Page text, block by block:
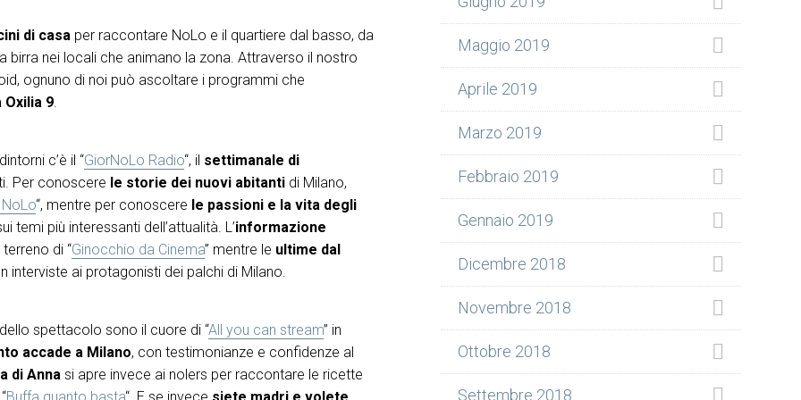
di casa per raccontare NoLo e il quartiere dal basso, da
nei locali che animano la zona. Attraverso il nostro
ognuno di noi può ascoltare i programmi che
9
c’è il “GiorNoLo Radio“, il settimanale di
Per conoscere le storie dei nuovi abitanti di Milano,
“, mentre per conoscere le passioni e la vita degli
temi più interessanti dell’attualità. L’informazione
di “Ginocchio da Cinema” mentre le ultime dal
interviste ai protagonisti dei palchi di Milano.
spettacolo sono il cuore di “All you can stream” in
accade a Milano, con testimonianze e confidenze al
di Anna si apre invece ai nolers per raccontare le ricette
Buffa quanto basta“. E se invece siete madri e volete
Maggio 2019
Aprile 2019
Marzo 2019
Febbraio 2019
Gennaio 2019
Dicembre 2018
Novembre 2018
Ottobre 2018
Settembre 2018